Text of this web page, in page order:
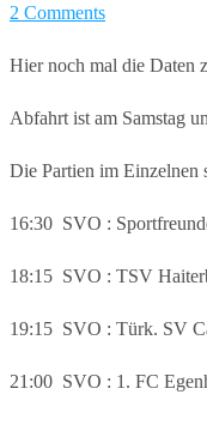
2 Comments
Hier noch mal die Daten
Abfahrt ist am Samstag
Die Partien im Einzelnen
16:30 SVO :
18:15 SVO : TSV
19:15 SVO : Türk. SV
21:00 SVO : 1. FC